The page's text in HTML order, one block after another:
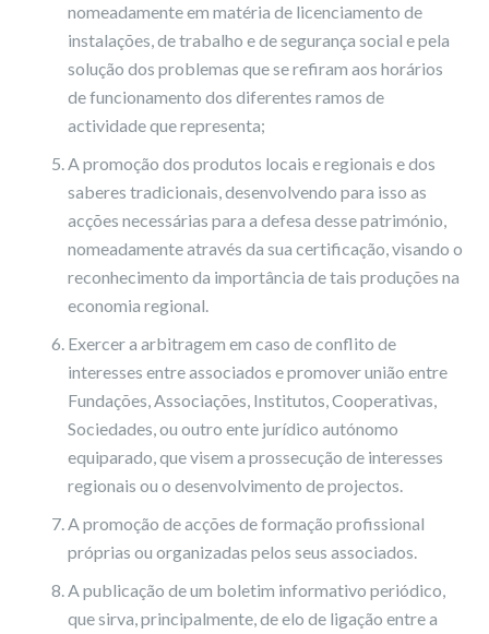
nomeadamente em matéria de licenciamento de
instalações, de trabalho e de segurança social e pela
solução dos problemas que se refiram aos horários
de funcionamento dos diferentes ramos de
actividade que representa;
A promoção dos produtos locais e regionais e dos
saberes tradicionais, desenvolvendo para isso as
acções necessárias para a defesa desse património,
nomeadamente através da sua certificação, visando o
reconhecimento da importância de tais produções na
economia regional.
Exercer a arbitragem em caso de conflito de
interesses entre associados e promover união entre
Fundações, Associações, Institutos, Cooperativas,
Sociedades, ou outro ente jurídico autónomo
equiparado, que visem a prossecução de interesses
regionais ou o desenvolvimento de projectos.
A promoção de acções de formação profissional
próprias ou organizadas pelos seus associados.
A publicação de um boletim informativo periódico,
que sirva, principalmente, de elo de ligação entre a